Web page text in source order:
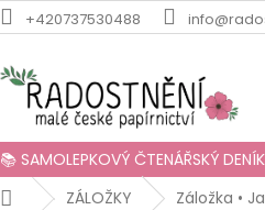
+420737530488
📚 SAMOLEPKOVÝ ČTENÁŘSKÝ DENÍK
DomůZÁLOŽKY Záložka •